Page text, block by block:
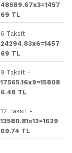
48589.67x3=1457
69 TL
6 Taksit -
24294.83x6=1457
69 TL
9 Taksit -
17565.16x9=15808
6.48 TL
12 Taksit -
13580.81x12=1629
69.74 TL